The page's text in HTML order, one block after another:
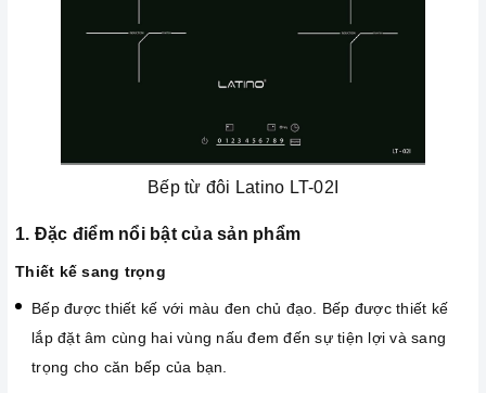
Bếp từ đôi Latino LT-02I
1. Đặc điểm nổi bật của sản phẩm
Thiết kế sang trọng
Bếp được thiết kế với màu đen chủ đạo. Bếp được thiết kế
lắp đặt âm cùng hai vùng nấu đem đến sự tiện lợi và sang
trọng cho căn bếp của bạn.